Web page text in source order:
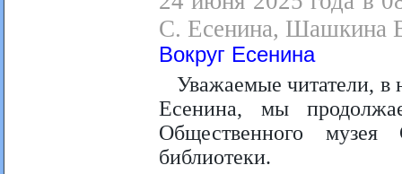
С. Есенина, Шашкина
Вокруг Есенина
Уважаемые читатели,
Есенина, мы
Общественного музея
библиотеки.